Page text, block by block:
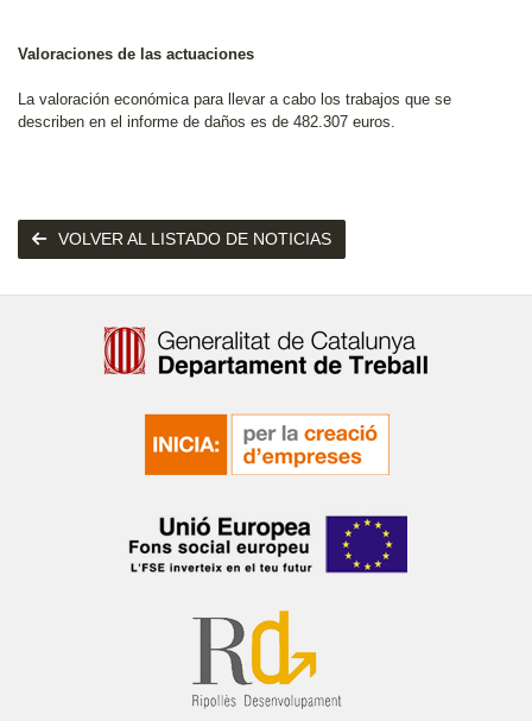
Valoraciones de las actuaciones
La valoración económica para llevar a cabo los trabajos que se
describen en el informe de daños es de 482.307 euros.
VOLVER AL LISTADO DE NOTICIAS